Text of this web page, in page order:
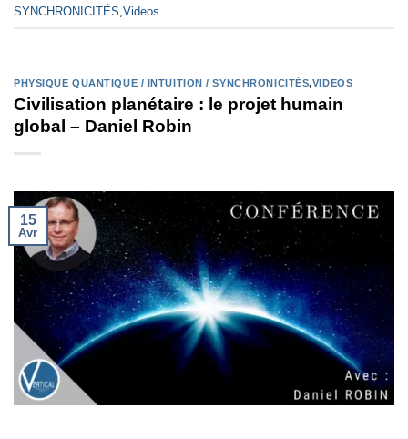
SYNCHRONICITÉS Videos
PHYSIQUE QUANTIQUE / INTUITION / SYNCHRONICITÉS,VIDEOS
Civilisation planétaire : le projet humain
global – Daniel Robin
15
Avr